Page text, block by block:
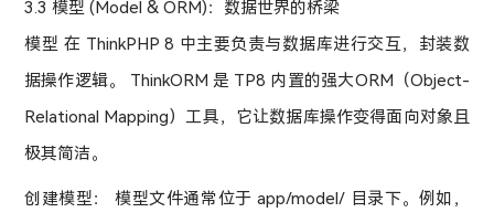
3.3 模型 (Model & ORM)：数据世界的桥梁
模型 在 ThinkPHP 8 中主要负责与数据库进行交互，封装数
据操作逻辑。 ThinkORM 是 TP8 内置的强大ORM（Object-
Relational Mapping）工具，它让数据库操作变得面向对象且
极其简洁。
创建模型： 模型文件通常位于 app/model/ 目录下。例如，